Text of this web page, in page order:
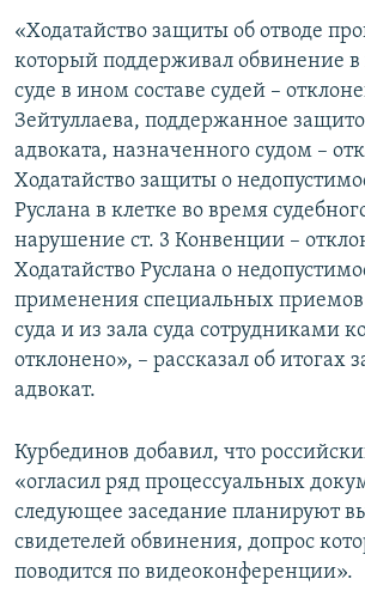
«Ходатайство защиты об отводе
который поддерживал обвинение
суде в ином составе судей –
Зейтуллаева, поддержанное
адвоката, назначенного судом –
Ходатайство защиты о
Руслана в клетке во время
нарушение ст. 3 Конвенции –
Ходатайство Руслана о
применения специальных приемов
суда и из зала суда сотрудниками
отклонено», – рассказал об итогах
адвокат.
Курбединов добавил, что
«огласил ряд процессуальных
следующее заседание планируют
свидетелей обвинения, допрос
поводится по видеоконференции».